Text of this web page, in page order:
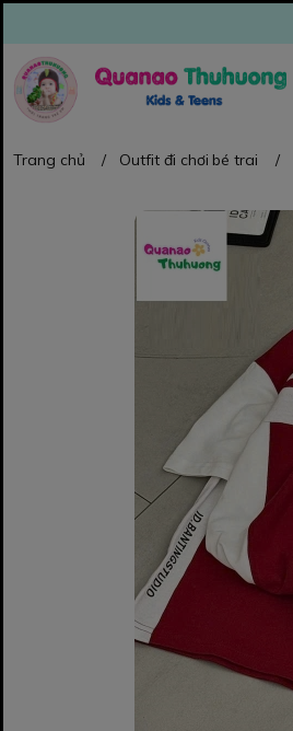
Trang chủ / Outfit đi chơi bé trai /